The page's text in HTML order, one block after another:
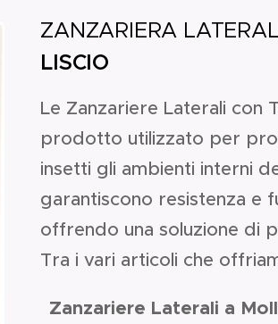
ZANZARIERA
LISCIO
Le Zanzariere Laterali con
prodotto utilizzato per
insetti gli ambienti interni
garantiscono resistenza e
offrendo una soluzione di
Tra i vari articoli che
Zanzariere Laterali a